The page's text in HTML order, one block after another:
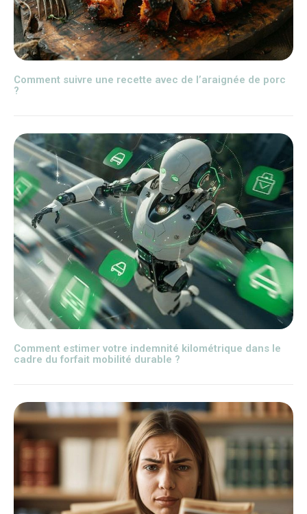
Comment suivre une recette avec de l’araignée de porc
?
Comment estimer votre indemnité kilométrique dans le
cadre du forfait mobilité durable ?